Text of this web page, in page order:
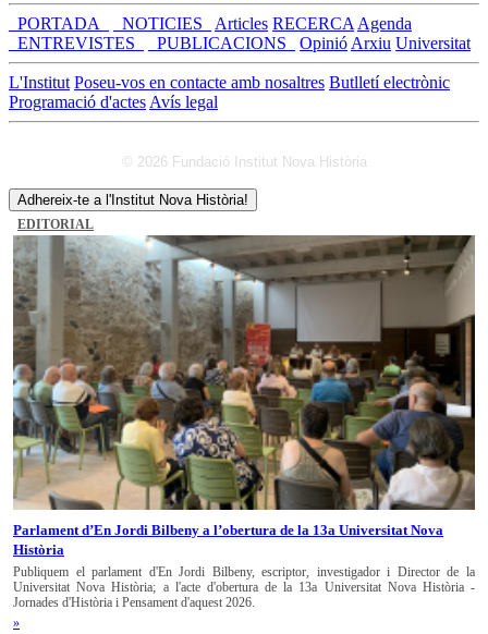
_PORTADA_ _NOTICIES_ Articles RECERCA Agenda
_ENTREVISTES_
_PUBLICACIONS_ Opinió Arxiu Universitat
L'Institut Poseu-vos en contacte amb nosaltres Butlletí electrònic
Programació d'actes Avís legal
© 2026 Fundació Institut Nova Història
Adhereix-te a l'Institut Nova Història!
EDITORIAL
Parlament d’En Jordi Bilbeny a l’obertura de la 13a Universitat Nova
Història
Publiquem el parlament d'En Jordi Bilbeny, escriptor, investigador i Director de la
Universitat Nova Història; a l'acte d'obertura de la 13a Universitat Nova Història -
Jornades d'Història i Pensament d'aquest 2026.
»